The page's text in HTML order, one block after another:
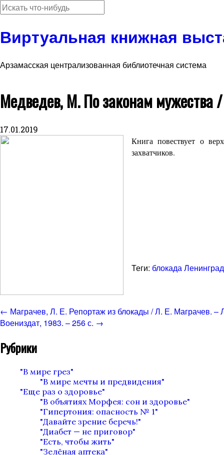
Виртуальная книжная
Арзамасская централизованная библиотечная система
Медведев, М. По законам мужества
17.01.2019
Книга повествует о
захватчиков.
Теги: блокада
← Маграчев, Л. Е. Репортаж из блокады / Л. Е. Маграчев. –
Воениздат, 1983. – 256 с. →
Рубрики
"В мире грез"
"В мире мечты и предвидения"
"Еще раз о здоровье"
"В объятиях Морфея: сон и здоровье"
"Гипертония: опасность № 1"
"Давайте зрение беречь!"
"Диабет — не приговор"
"Есть, чтобы жить"
"Зелёная аптека"